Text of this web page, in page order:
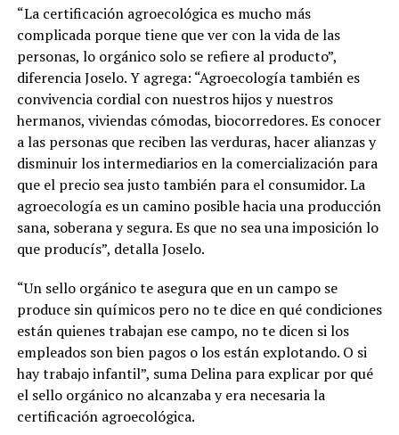
“La certificación agroecológica es mucho más
complicada porque tiene que ver con la vida de las
personas, lo orgánico solo se refiere al producto”,
diferencia Joselo. Y agrega: “Agroecología también es
convivencia cordial con nuestros hijos y nuestros
hermanos, viviendas cómodas, biocorredores. Es conocer
a las personas que reciben las verduras, hacer alianzas y
disminuir los intermediarios en la comercialización para
que el precio sea justo también para el consumidor. La
agroecología es un camino posible hacia una producción
sana, soberana y segura. Es que no sea una imposición lo
que producís”, detalla Joselo.
“Un sello orgánico te asegura que en un campo se
produce sin químicos pero no te dice en qué condiciones
están quienes trabajan ese campo, no te dicen si los
empleados son bien pagos o los están explotando. O si
hay trabajo infantil”, suma Delina para explicar por qué
el sello orgánico no alcanzaba y era necesaria la
certificación agroecológica.